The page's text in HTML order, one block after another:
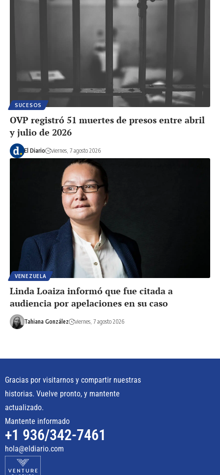
SUCESOS
OVP registró 51 muertes de presos entre abril
y julio de 2026
El Diario viernes, 7 agosto 2026
VENEZUELA
Linda Loaiza informó que fue citada a
audiencia por apelaciones en su caso
Tahiana González viernes, 7 agosto 2026
Gracias por visitarnos y compartir nuestras
historias. Vuelve pronto, y mantente
actualizado.
Mantente informado
+1 936/342-7461
hola@eldiario.com